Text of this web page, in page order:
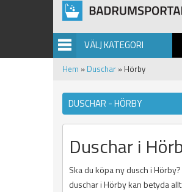
VÄLJ KATEGORI
Hem » Duschar » Hörby
DUSCHAR - HÖRBY
Duschar i
Ska du köpa ny dusch i
duschar i Hörby kan betyda